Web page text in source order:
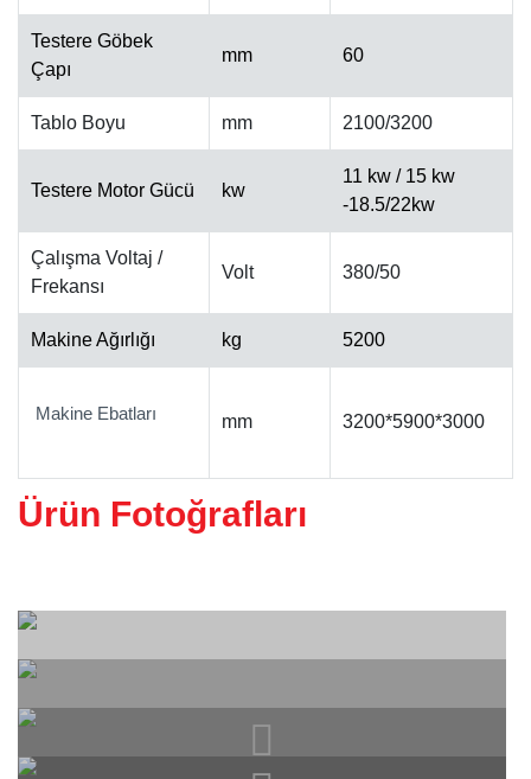
Testere Göbek
Çapı
mm 60
Tablo Boyu mm 2100/3200
Testere Motor Gücü kw
11 kw / 15 kw
-18.5/22kw
Çalışma Voltaj /
Frekansı
Volt 380/50
Makine Ağırlığı kg 5200
Makine Ebatları mm 3200*5900*3000
Ürün Fotoğrafları